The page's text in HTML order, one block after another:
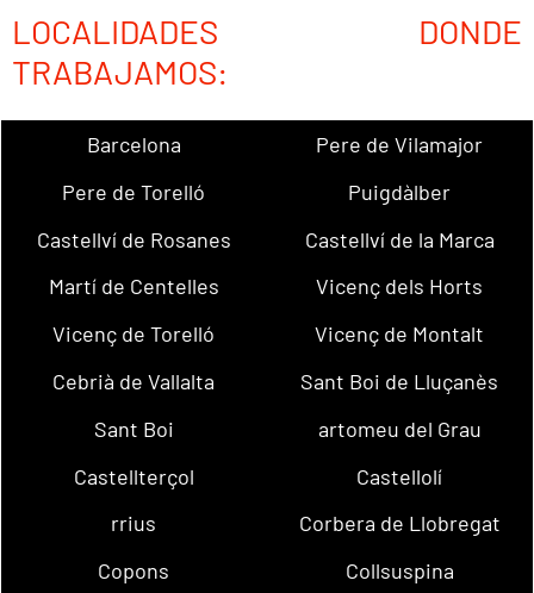
LOCALIDADES DONDE
TRABAJAMOS:
Barcelona
Pere de Vilamajor
Pere de Torelló
Puigdàlber
Castellví de Rosanes
Castellví de la Marca
Martí de Centelles
Vicenç dels Horts
Vicenç de Torelló
Vicenç de Montalt
Cebrià de Vallalta
Sant Boi de Lluçanès
Sant Boi
artomeu del Grau
Castellterçol
Castellolí
rrius
Corbera de Llobregat
Copons
Collsuspina